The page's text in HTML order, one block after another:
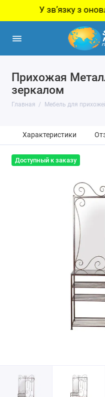
У звʼязку з
Прихожая
зеркалом
Главная Мебель для
Характеристики
Доступный к заказу